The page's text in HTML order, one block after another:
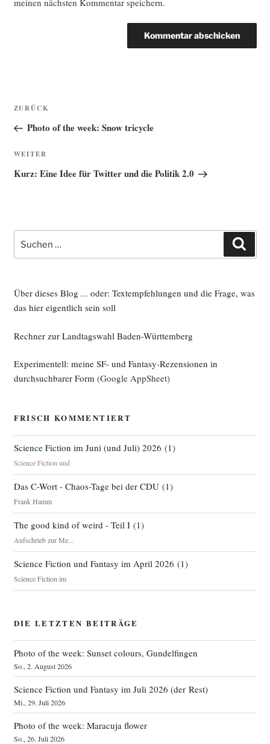
Beitragsnavigation
Vorheriger
Beitrag
ZURÜCK
Photo of the week: Snow tricycle
Nächster
Beitrag
WEITER
Kurz: Eine Idee für Twitter und die Politik 2.0
nach:
Über dieses Blog ... oder: Textempfehlungen und die Frage, was
das hier eigentlich sein soll
Rechner zur Landtagswahl Baden-Württemberg
Experimentell: meine SF- und Fantasy-Rezensionen in
durchsuchbarer Form(Google AppSheet)
FRISCH KOMMENTIERT
Science Fiction im Juni (und Juli) 2026 (1)
Science Fiction und
Das C-Wort - Chaos-Tage bei der CDU(1)
Frank Hamm
The good kind of weird - Teil I(1)
Aufschrieb zur Me...
Science Fiction und Fantasy im April 2026 (1)
Science Fiction im
DIE LETZTEN BEITRÄGE
Photo of the week: Sunset colours, Gundelfingen
So., 2. August 2026
Science Fiction und Fantasy im Juli 2026 (der Rest)
Mi., 29. Juli 2026
Photo of the week: Maracuja flower
So., 26. Juli 2026